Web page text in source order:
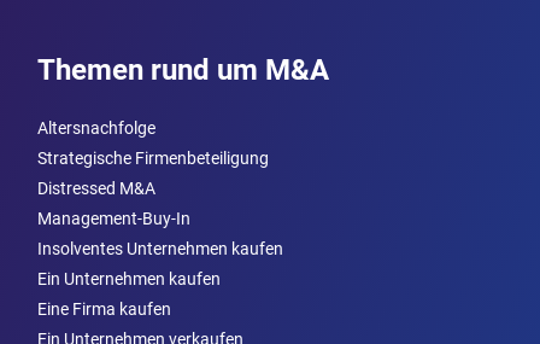
Themen rund um M&A
Altersnachfolge
Strategische Firmenbeteiligung
Distressed M&A
Management-Buy-In
Insolventes Unternehmen kaufen
Ein Unternehmen kaufen
Eine Firma kaufen
Ein Unternehmen verkaufen